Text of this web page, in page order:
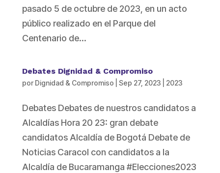
pasado 5 de octubre de 2023, en un acto
público realizado en el Parque del
Centenario de...
Debates Dignidad & Compromiso
por Dignidad & Compromiso Sep 27, 2023 2023
Debates Debates de nuestros candidatos a
Alcaldías Hora 20 23: gran debate
candidatos Alcaldía de Bogotá Debate de
Noticias Caracol con candidatos a la
Alcaldía de Bucaramanga #Elecciones2023